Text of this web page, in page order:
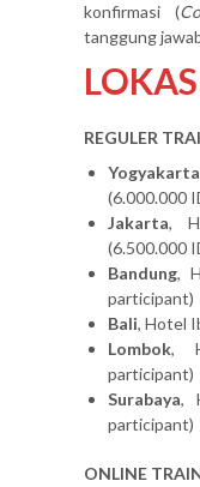
konfirmasi (
tanggung
REGULER
Yogyakarta
(6.000.000
Jakarta,
(6.500.000
Bandung,
participant)
Bali, Hotel
Lombok,
participant)
Surabaya,
participant)
ONLINE